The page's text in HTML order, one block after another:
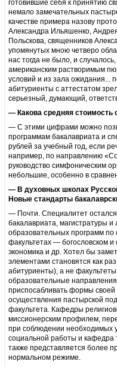
готовившие себя к принятию
немало замечательных
качестве примера назову
Александра Ильяшенко,
Польскова, священников
упомянутых мною четверо
нас тогда не было, и
американским растворимым
условий и из зала ожидания...
абитуриенты с аттестатом
серьезный, думающий,
— Какова средняя стоимость
— С этими цифрами можно
программам бакалавриата и
рублей за учебный год, если
например, по направлению
руководство симфоническим
небольшие, особенно в
— В духовных школах
Новые стандарты
— Почти. Специалитет остался
бакалавриата, магистратуры
образовательных программ
факультетах — богословском и
экономика и др. Хотел бы
элементами становятся как
абитуриенты), а не
образовательные
приспосабливать формы
осуществления пастырской
факультета. Кафед­ры
миссионерским профилем,
при соблюдении необходимых
социальной работы и кафедра
также представляется более
нормальном режиме.